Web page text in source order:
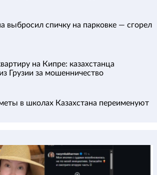
выбросил спичку на парковке — сгорел
на Кипре: казахстанца
Грузии за мошенничество
в школах Казахстана переименуют